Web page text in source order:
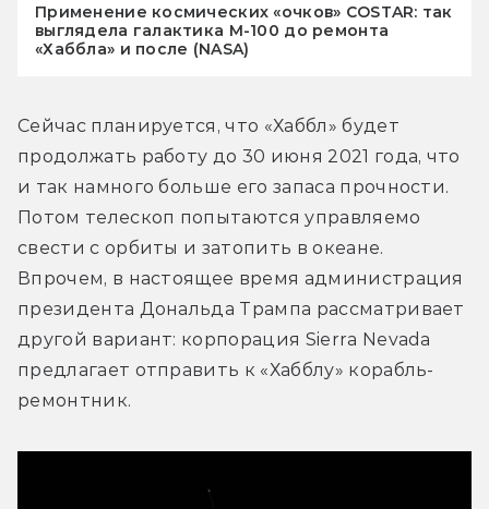
Применение космических «очков» COSTAR: так
выглядела галактика М-100 до ремонта
«Хаббла» и после (NASA)
Сейчас планируется, что «Хаббл» будет
продолжать работу до 30 июня 2021 года, что
и так намного больше его запаса прочности.
Потом телескоп попытаются управляемо
свести с орбиты и затопить в океане.
Впрочем, в настоящее время администрация
президента Дональда Трампа рассматривает
другой вариант: корпорация Sierra Nevada
предлагает отправить к «Хабблу» корабль-
ремонтник.